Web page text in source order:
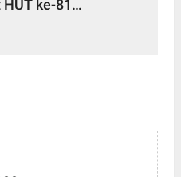
ke-81
Surabaya Utara